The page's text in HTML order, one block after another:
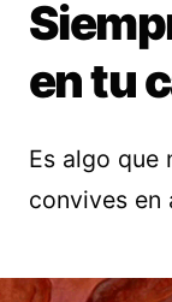
en tu
Es algo que
convives en